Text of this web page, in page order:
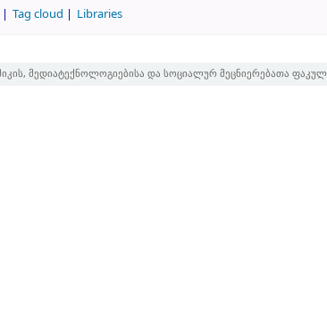
Tag cloud Libraries
მედიატექნოლოგიებისა და სოციალურ მეცნიერებათა